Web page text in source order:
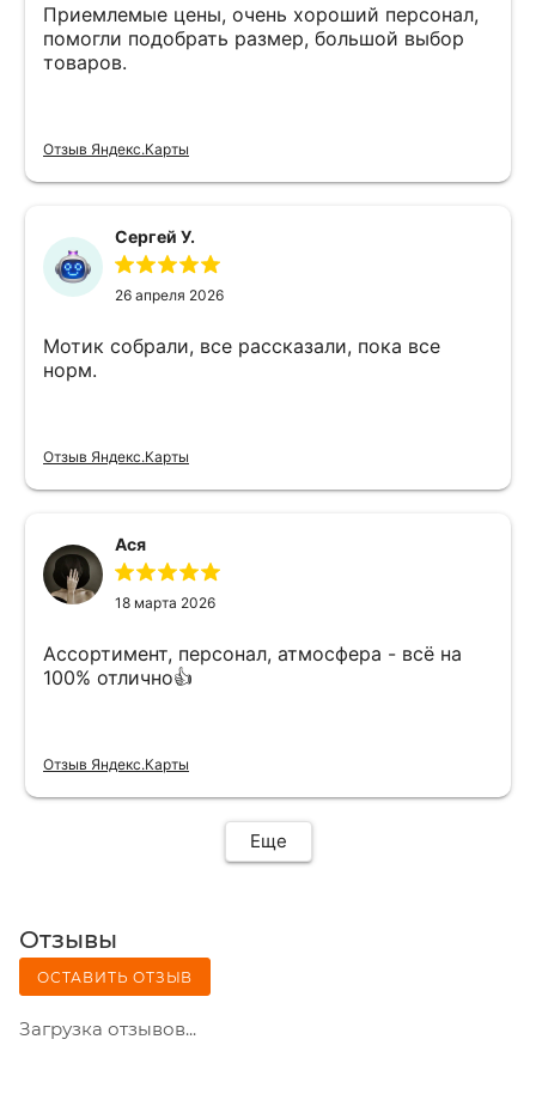
Приемлемые цены, очень хороший персонал,
помогли подобрать размер, большой выбор
товаров.
Отзыв Яндекс.Карты
Сергей У.
26 апреля 2026
Мотик собрали, все рассказали, пока все
норм.
Отзыв Яндекс.Карты
Ася
18 марта 2026
Ассортимент, персонал, атмосфера - всё на
100% отлично👍
Отзыв Яндекс.Карты
Еще
Отзывы
ОСТАВИТЬ ОТЗЫВ
Загрузка отзывов...